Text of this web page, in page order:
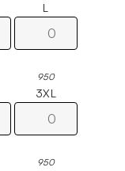
L
950
3XL
950